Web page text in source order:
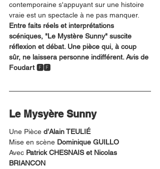
contemporaine s'appuyant sur une histoire
vraie est un spectacle à ne pas manquer.
Entre faits réels et interprétations
scéniques, "Le Mystère Sunny" suscite
réflexion et débat. Une pièce qui, à coup
sûr, ne laissera personne indifférent. Avis de
Foudart 🅵🅵
Le Mysyère Sunny
Une Pièce d’Alain TEULIÉ
Mise en scène Dominique GUILLO
Avec Patrick CHESNAIS et Nicolas
BRIANCON